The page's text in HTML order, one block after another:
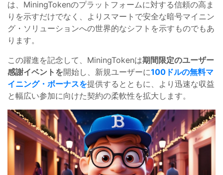
は、MiningTokenのプラットフォームに対する信頼の高ま
りを示すだけでなく、よりスマートで安全な暗号マイニン
グ・ソリューションへの世界的なシフトを示すものでもあ
ります。
この躍進を記念して、MiningTokenは期間限定のユーザー
感謝イベントを開始し、新規ユーザーに100ドルの無料マ
イニング・ボーナスを提供するとともに、より迅速な収益
と幅広い参加に向けた契約の柔軟性を拡大します。